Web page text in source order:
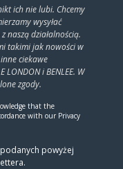
ich nie lubi. Chcemy
wysyłać
naszą działalnością.
takimi jak nowości w
ciekawe
i BENLEE. W
zgody.
that the
with our Privacy
powyżej